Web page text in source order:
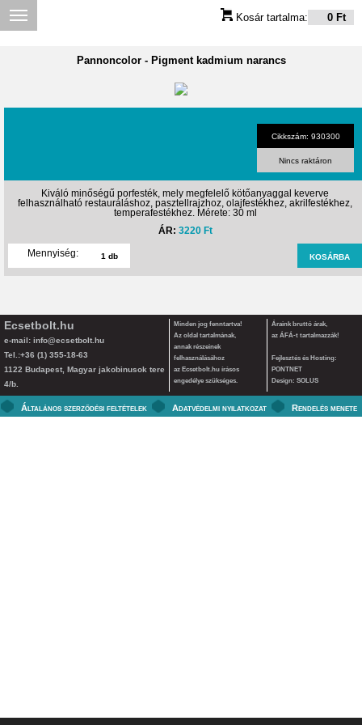
Kosár tartalma: 0 Ft
Pannoncolor- Pigment kadmium narancs
Cikkszám: 930300
Nincs raktáron
Kiváló minőségű porfesték, mely megfelelő kötőanyaggal keverve
felhasználható restauráláshoz, pasztellrajzhoz, olajfestékhez, akrilfestékhez,
temperafestékhez. Mérete: 30 ml
ÁR: 3220 Ft
Mennyiség:
Ecsetbolt.hu
e-mail: info@ecsetbolt.hu
Tel.:+36 (1) 355-18-63
1122 Budapest, Magyar jakobinusok tere
4/b.
Minden jog fenntartva!
Az oldal tartalmának,
annak részeinek
felhasználásához
az Ecsetbolt.hu írásos
engedélye szükséges.
Áraink bruttó árak,
az ÁFÁ-t tartalmazzák!
Fejlesztés és Hosting:
PONTNET
Design: SOLUS
Általános szerződési feltételek Adatvédelmi nyilatkozat Rendelés menete